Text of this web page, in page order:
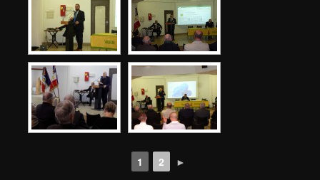
1 2 ►